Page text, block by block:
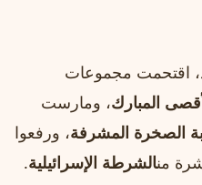
اقتحمت مجموعات
المبارك، ومارست
الصخرة المشرفة، ورفعوا
منالشرطة الإسرائيلية.